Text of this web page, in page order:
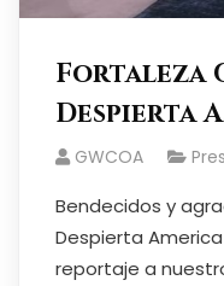
Fortaleza
Despierta
GWCOA
Bendecidos y
Despierta
reportaje a